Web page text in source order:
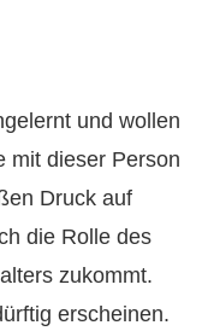
und wollen
mit dieser Person
Druck auf
die Rolle des
zukommt.
erscheinen.